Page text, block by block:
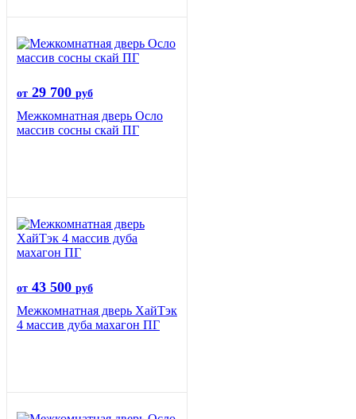
от 29 700 руб
Межкомнатная дверь Осло
массив сосны скай ПГ
от 43 500 руб
Межкомнатная дверь ХайТэк
4 массив дуба махагон ПГ